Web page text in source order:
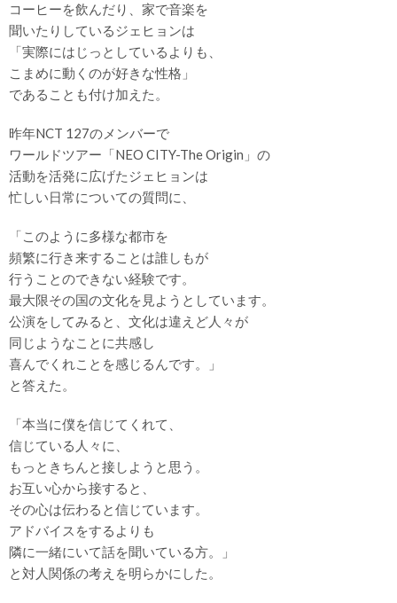
コーヒーを飲んだり、家で音楽を
聞いたりしているジェヒョンは
「実際にはじっとしているよりも、
こまめに動くのが好きな性格」
であることも付け加えた。
昨年NCT 127のメンバーで
ワールドツアー「NEO CITY-The Origin」の
活動を活発に広げたジェヒョンは
忙しい日常についての質問に、
「このように多様な都市を
頻繁に行き来することは誰しもが
行うことのできない経験です。
最大限その国の文化を見ようとしています。
公演をしてみると、文化は違えど人々が
同じようなことに共感し
喜んでくれことを感じるんです。」
と答えた。
「本当に僕を信じてくれて、
信じている人々に、
もっときちんと接しようと思う。
お互い心から接すると、
その心は伝わると信じています。
アドバイスをするよりも
隣に一緒にいて話を聞いている方。」
と対人関係の考えを明らかにした。